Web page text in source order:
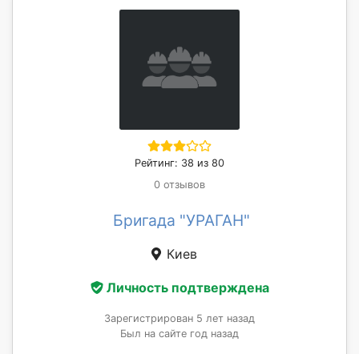
Рейтинг: 38 из 80
0 отзывов
Бригада "УРАГАН"
Киев
Личность подтверждена
Зарегистрирован 5 лет назад
Был на сайте год назад